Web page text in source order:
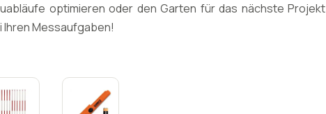
optimieren oder den Garten für das nächste Projekt
Ihren Messaufgaben!